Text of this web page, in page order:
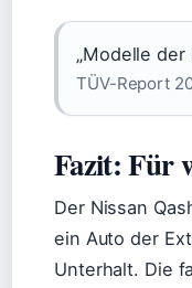
„Modelle
TÜV-Report
Fazit: Für
Der Nissan
ein Auto der
Unterhalt. Die